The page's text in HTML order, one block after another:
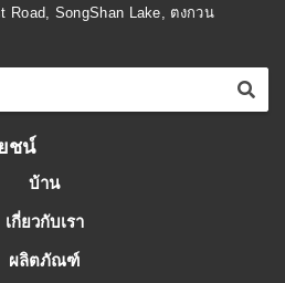
Road, SongShan Lake, ตงกวน
ชน์
บ้าน
เกี่ยวกับเรา
ผลิตภัณฑ์